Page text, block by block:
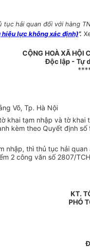
hải quan đối với hàng
hiệu lực không xác định)”.
CỘNG HOÀ XÃ HỘI
Độc lập - Tự
Võ, Tp. Hà Nội
khai tạm nhập và tờ
kèm theo Quyết định
thì thủ tục hải
2 công văn số 2807/
KT.
PHÓ